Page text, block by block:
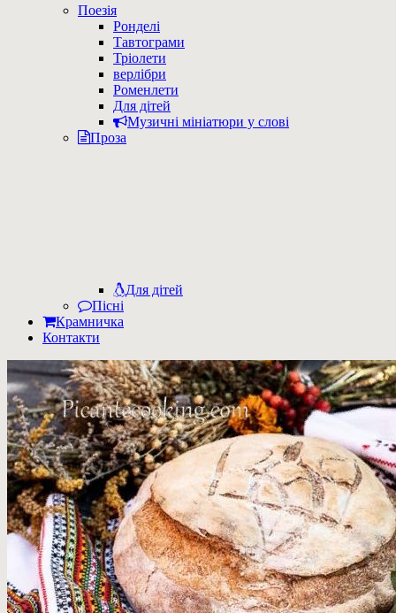
Поезія
Ронделі
Тавтограми
Тріолети
верлібри
Роменлети
Для дітей
Музичні мініатюри у слові
Проза
Для дітей
Пісні
Крамничка
Контакти